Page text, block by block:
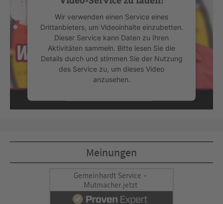
Wir verwenden einen Service eines
Drittanbieters, um Videoinhalte einzubetten.
Dieser Service kann Daten zu Ihren
Aktivitäten sammeln. Bitte lesen Sie die
Details durch und stimmen Sie der Nutzung
des Service zu, um dieses Video
anzusehen.
Mehr Informationen
powered byUsercentrics Consent
Management Platform&eRecht24
Meinungen